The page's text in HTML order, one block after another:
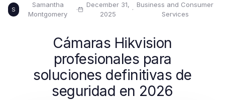
S
Samantha
Montgomery
·
December 31,
2025
·
Business and Consumer
Services
Cámaras Hikvision
profesionales para
soluciones definitivas de
seguridad en 2026